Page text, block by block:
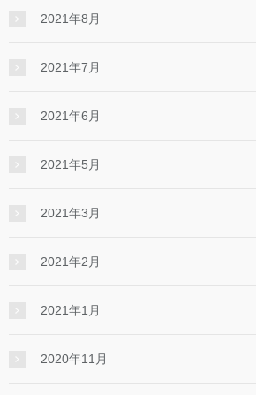
2021年8月
2021年7月
2021年6月
2021年5月
2021年3月
2021年2月
2021年1月
2020年11月